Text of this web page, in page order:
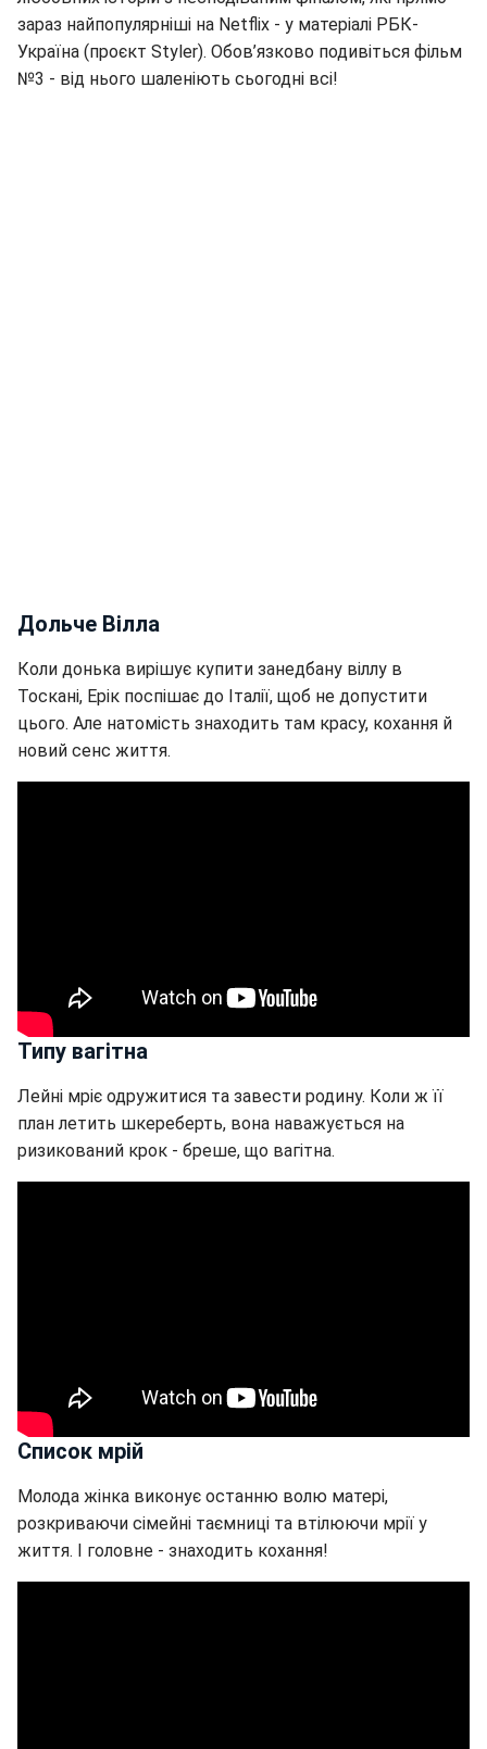
зараз найпопулярніші на Netflix - у матеріалі РБК-
Україна (проєкт Styler). Обов’язково подивіться фільм
№3 - від нього шаленіють сьогодні всі!
Дольче Вілла
Коли донька вирішує купити занедбану віллу в
Тоскані, Ерік поспішає до Італії, щоб не допустити
цього. Але натомість знаходить там красу, кохання й
новий сенс життя.
Типу вагітна
Лейні мріє одружитися та завести родину. Коли ж її
план летить шкереберть, вона наважується на
ризикований крок - бреше, що вагітна.
Список мрій
Молода жінка виконує останню волю матері,
розкриваючи сімейні таємниці та втілюючи мрії у
життя. І головне - знаходить кохання!